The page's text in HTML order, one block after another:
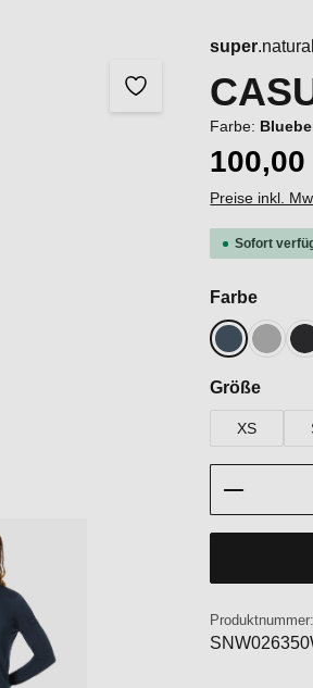
super.natural
Farbe:
100,00
Preise inkl.
Sofort
Farbe
Blueberry
Größe
XS
Produktnummer: